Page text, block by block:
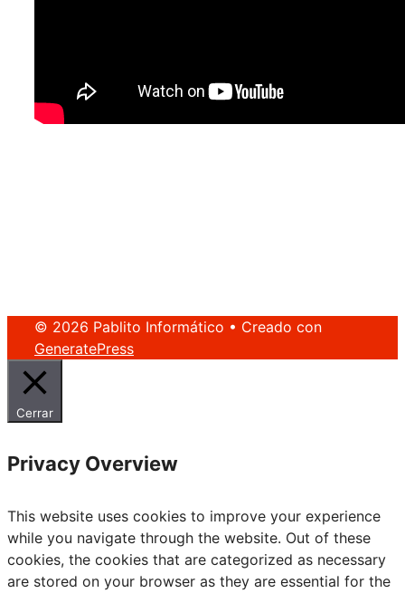
© 2026 Pablito Informático • Creado con
GeneratePress
Cerrar
Privacy Overview
This website uses cookies to improve your experience
while you navigate through the website. Out of these
cookies, the cookies that are categorized as necessary
are stored on your browser as they are essential for the